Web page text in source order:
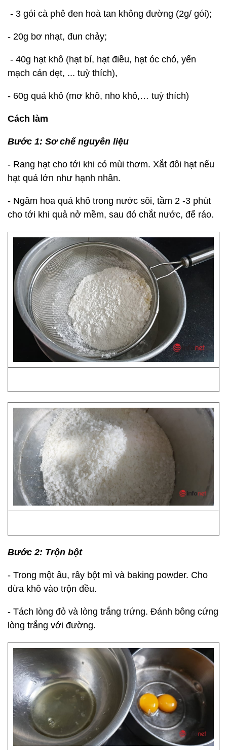
- 3 gói cà phê đen hoà tan không đường (2g/ gói);
- 20g bơ nhạt, đun chảy;
- 40g hạt khô (hạt bí, hạt điều, hạt óc chó, yến
mạch cán dẹt, ... tuỳ thích),
- 60g quả khô (mơ khô, nho khô,… tuỳ thích)
Cách làm
Bước 1: Sơ chế nguyên liệu
- Rang hạt cho tới khi có mùi thơm. Xắt đôi hạt nếu
hạt quá lớn như hạnh nhân.
- Ngâm hoa quả khô trong nước sôi, tầm 2 -3 phút
cho tới khi quả nở mềm, sau đó chắt nước, để ráo.
Bước 2: Trộn bột
- Trong một âu, rây bột mì và baking powder. Cho
dừa khô vào trộn đều.
- Tách lòng đỏ và lòng trắng trứng. Đánh bông cứng
lòng trắng với đường.